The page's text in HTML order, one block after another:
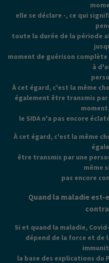
elle se déclare -, ce qui
toute la durée de la période
moment de guérison
à
À cet égard, c'est la même
également être transmis
le SIDA n'a pas encore
À cet égard, c'est la même
être transmis par une
même
pas encore
Quand la maladie
Si et quand la maladie,
dépend de la force et de
la base des explications du